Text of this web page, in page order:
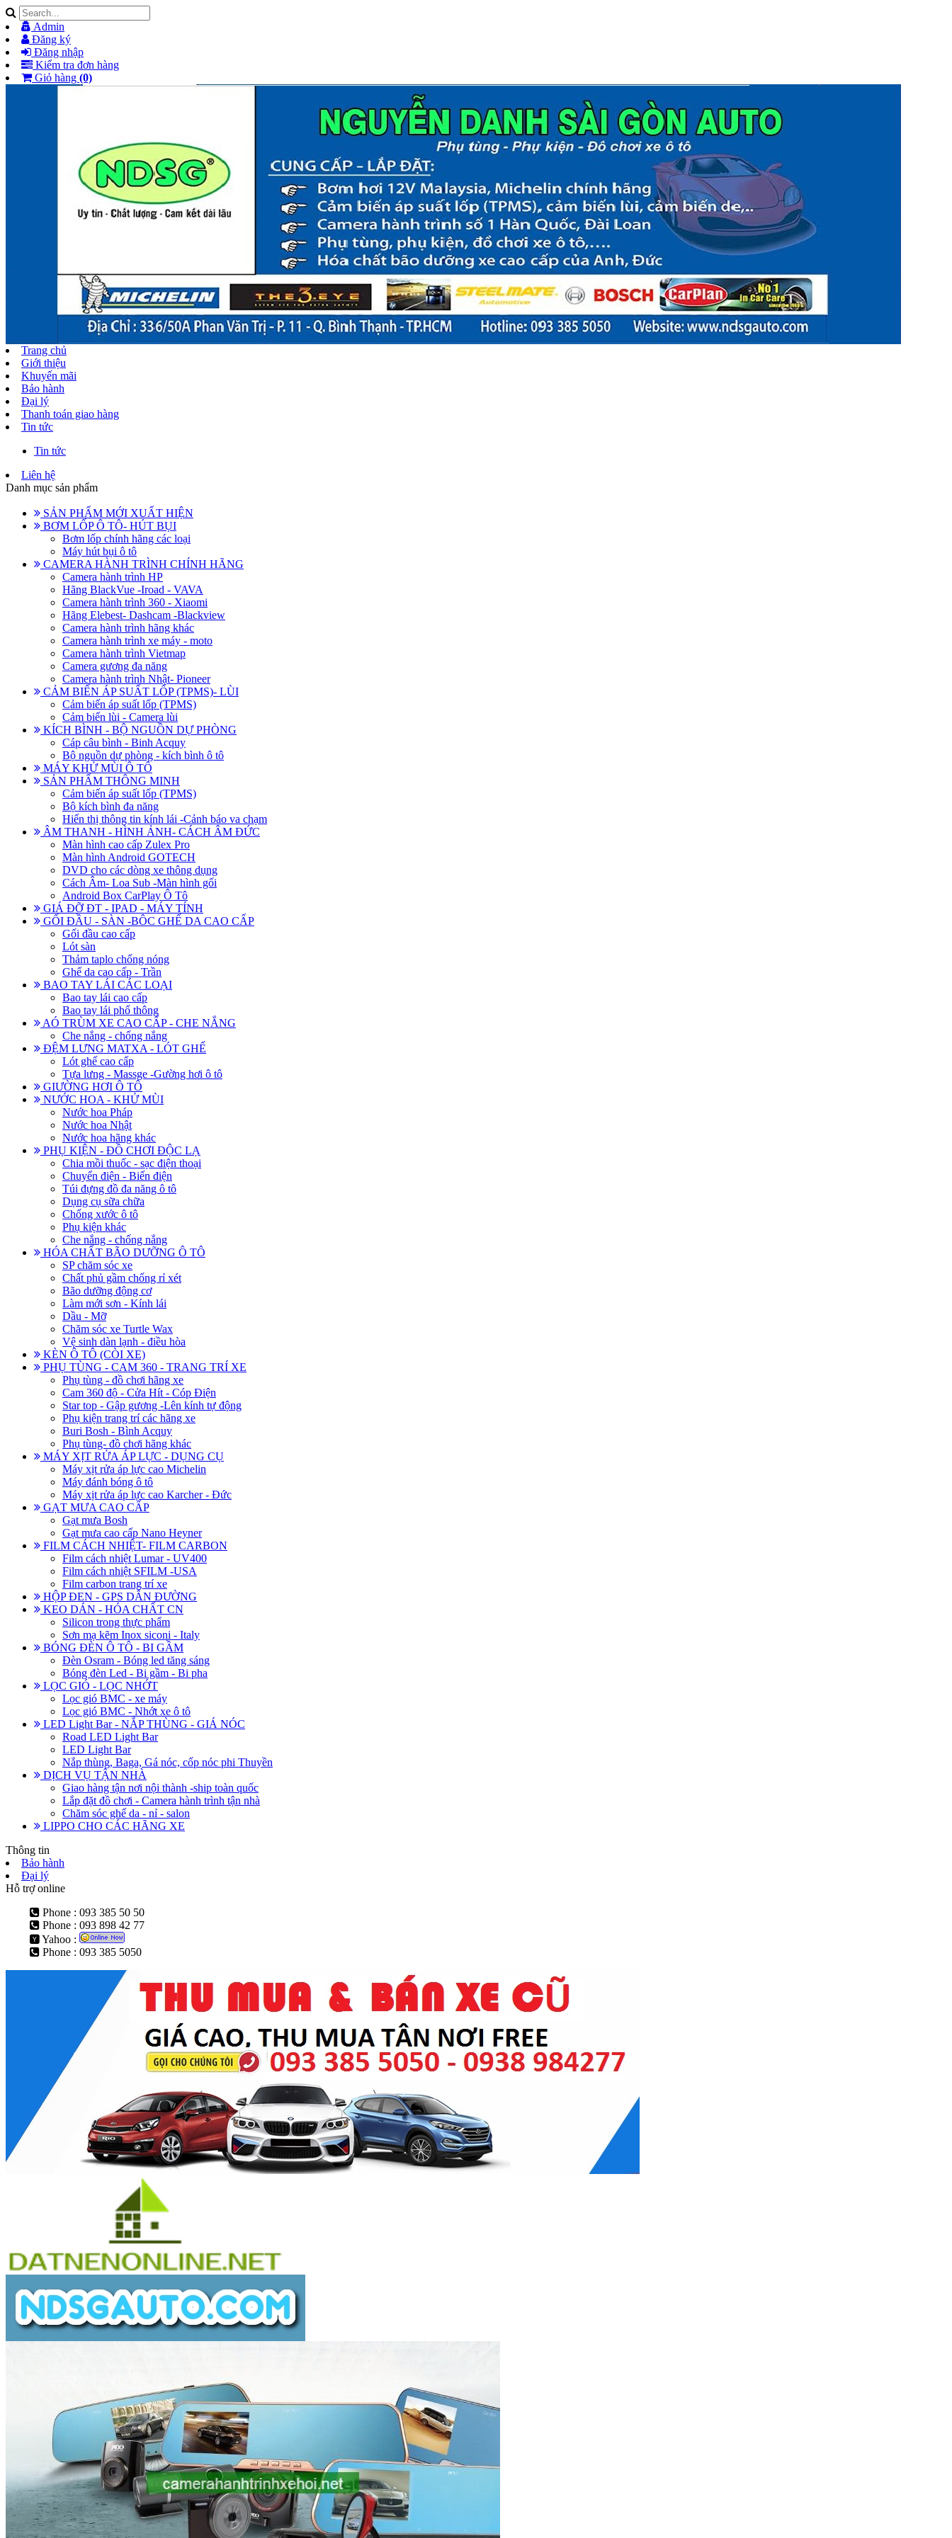
Admin
Đăng ký
Đăng nhập
Kiểm tra đơn hàng
Giỏ hàng (0)
Trang chủ
Giới thiệu
Khuyến mãi
Bảo hành
Đại lý
Thanh toán giao hàng
Tin tức
Tin tức
Liên hệ
Danh mục sản phẩm
SẢN PHẨM MỚI XUẤT HIỆN
BƠM LỐP Ô TÔ- HÚT BỤI
Bơm lốp chính hãng các loại
Máy hút bụi ô tô
CAMERA HÀNH TRÌNH CHÍNH HÃNG
Camera hành trình HP
Hãng BlackVue -Iroad - VAVA
Camera hành trình 360 - Xiaomi
Hãng Elebest- Dashcam -Blackview
Camera hành trình hãng khác
Camera hành trình xe máy - moto
Camera hành trình Vietmap
Camera gương đa năng
Camera hành trình Nhật- Pioneer
CẢM BIẾN ÁP SUẤT LỐP (TPMS)- LÙI
Cảm biến áp suất lốp (TPMS)
Cảm biến lùi - Camera lùi
KÍCH BÌNH - BỘ NGUỒN DỰ PHÒNG
Cáp câu bình - Binh Acquy
Bộ nguồn dự phòng - kích bình ô tô
MÁY KHỬ MÙI Ô TÔ
SẢN PHẨM THÔNG MINH
Cảm biến áp suất lốp (TPMS)
Bộ kích bình đa năng
Hiển thị thông tin kính lái -Cảnh báo va chạm
ÂM THANH - HÌNH ẢNH- CÁCH ÂM ĐỨC
Màn hình cao cấp Zulex Pro
Màn hình Android GOTECH
DVD cho các dòng xe thông dụng
Cách Âm- Loa Sub -Màn hình gối
Android Box CarPlay Ô Tô
GIÁ ĐỠ ĐT - IPAD - MÁY TÍNH
GỐI ĐẦU - SÀN -BÔC GHẾ DA CAO CẤP
Gối đầu cao cấp
Lót sàn
Thảm taplo chống nóng
Ghế da cao cấp - Trần
BAO TAY LÁI CÁC LOẠI
Bao tay lái cao cấp
Bao tay lái phổ thông
AÓ TRÙM XE CAO CẤP - CHE NẮNG
Che nắng - chống nắng
ĐỆM LƯNG MATXA - LÓT GHẾ
Lót ghế cao cấp
Tựa lưng - Massge -Gường hơi ô tô
GIƯỜNG HƠI Ô TÔ
NƯỚC HOA - KHỬ MÙI
Nước hoa Pháp
Nước hoa Nhật
Nước hoa hãng khác
PHỤ KIỆN - ĐỒ CHƠI ĐỘC LẠ
Chia mồi thuốc - sạc điện thoại
Chuyển điện - Biến điện
Túi đựng đồ đa năng ô tô
Dụng cụ sữa chữa
Chống xước ô tô
Phụ kiện khác
Che nắng - chống nắng
HÓA CHẤT BÃO DƯỠNG Ô TÔ
SP chăm sóc xe
Chất phủ gầm chống rỉ xét
Bão dưỡng động cơ
Làm mới sơn - Kính lái
Dầu - Mỡ
Chăm sóc xe Turtle Wax
Vệ sinh dàn lạnh - điều hòa
KÈN Ô TÔ (CÒI XE)
PHỤ TÙNG - CAM 360 - TRANG TRÍ XE
Phụ tùng - đồ chơi hãng xe
Cam 360 độ - Cửa Hít - Cóp Điện
Star top - Gập gương -Lên kính tự động
Phụ kiện trang trí các hãng xe
Buri Bosh - Bình Acquy
Phụ tùng- đồ chơi hãng khác
MÁY XỊT RỬA ÁP LỰC - DỤNG CỤ
Máy xịt rửa áp lực cao Michelin
Máy đánh bóng ô tô
Máy xịt rửa áp lực cao Karcher - Đức
GẠT MƯA CAO CẤP
Gạt mưa Bosh
Gạt mưa cao cấp Nano Heyner
FILM CÁCH NHIỆT- FILM CARBON
Film cách nhiệt Lumar - UV400
Film cách nhiệt SFILM -USA
Film carbon trang trí xe
HỘP ĐEN - GPS DẪN ĐƯỜNG
KEO DÁN - HÓA CHẤT CN
Silicon trong thực phẩm
Sơn mạ kẽm Inox siconi - Italy
BÓNG ĐÈN Ô TÔ - BI GẦM
Đèn Osram - Bóng led tăng sáng
Bóng đèn Led - Bi gầm - Bi pha
LỌC GIÓ - LỌC NHỚT
Lọc gió BMC - xe máy
Lọc gió BMC - Nhớt xe ô tô
LED Light Bar - NẮP THÙNG - GIÁ NÓC
Road LED Light Bar
LED Light Bar
Nắp thùng, Baga, Gá nóc, cốp nóc phi Thuyền
DỊCH VỤ TẬN NHÀ
Giao hàng tận nơi nội thành -ship toàn quốc
Lắp đặt đồ chơi - Camera hành trình tận nhà
Chăm sóc ghế da - nỉ - salon
LIPPO CHO CÁC HÃNG XE
Thông tin
Bảo hành
Đại lý
Hỗ trợ online
Phone : 093 385 50 50
Phone : 093 898 42 77
Yahoo :
Phone : 093 385 5050